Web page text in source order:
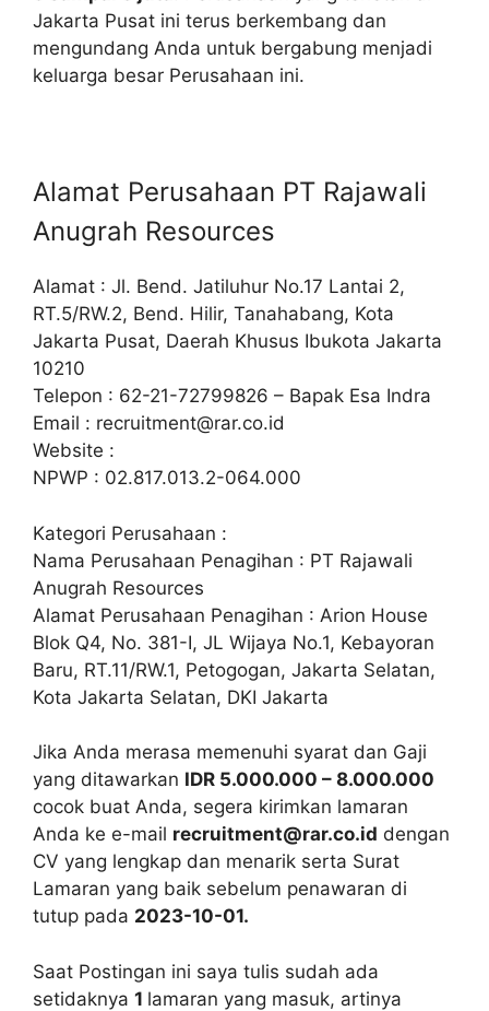
Jakarta Pusat ini terus berkembang dan
mengundang Anda untuk bergabung menjadi
keluarga besar Perusahaan ini.
Alamat Perusahaan PT Rajawali
Anugrah Resources
Alamat : Jl. Bend. Jatiluhur No.17 Lantai 2,
RT.5/RW.2, Bend. Hilir, Tanahabang, Kota
Jakarta Pusat, Daerah Khusus Ibukota Jakarta
10210
Telepon : 62-21-72799826 – Bapak Esa Indra
Email : recruitment@rar.co.id
Website :
NPWP : 02.817.013.2-064.000
Kategori Perusahaan :
Nama Perusahaan Penagihan : PT Rajawali
Anugrah Resources
Alamat Perusahaan Penagihan : Arion House
Blok Q4, No. 381-I, JL Wijaya No.1, Kebayoran
Baru, RT.11/RW.1, Petogogan, Jakarta Selatan,
Kota Jakarta Selatan, DKI Jakarta
Jika Anda merasa memenuhi syarat dan Gaji
yang ditawarkan IDR 5.000.000 – 8.000.000
cocok buat Anda, segera kirimkan lamaran
Anda ke e-mail recruitment@rar.co.id dengan
CV yang lengkap dan menarik serta Surat
Lamaran yang baik sebelum penawaran di
tutup pada 2023-10-01.
Saat Postingan ini saya tulis sudah ada
setidaknya 1 lamaran yang masuk, artinya